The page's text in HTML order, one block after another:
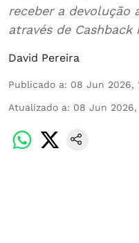
receber a devolução
através de Cashback
David Pereira
Publicado a: 08 Jun 2026,
Atualizado a: 08 Jun 2026,